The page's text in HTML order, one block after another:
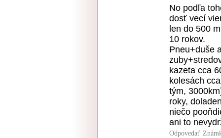
No podľa
dosť vecí
len do 500
10 rokov.
Pneu+duše
kazeta cca
kolesách
tým,
roky,
niečo
ani to
Odpovedať